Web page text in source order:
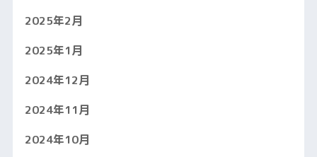
2025年2月
2025年1月
2024年12月
2024年11月
2024年10月